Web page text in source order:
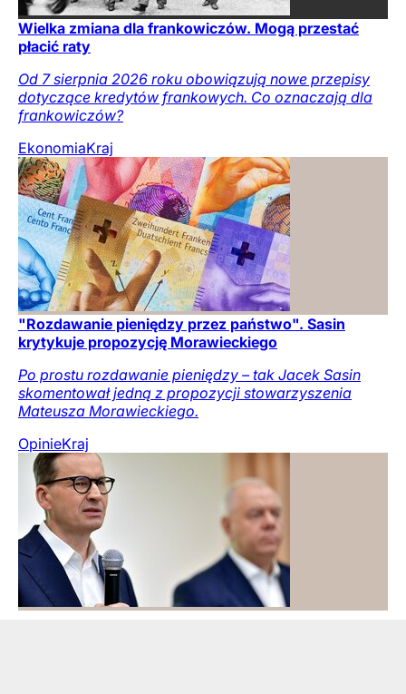
Wielka zmiana dla frankowiczów. Mogą przestać
płacić raty
Od 7 sierpnia 2026 roku obowiązują nowe przepisy
dotyczące kredytów frankowych. Co oznaczają dla
frankowiczów?
EkonomiaKraj
"Rozdawanie pieniędzy przez państwo". Sasin
krytykuje propozycję Morawieckiego
Po prostu rozdawanie pieniędzy – tak Jacek Sasin
skomentował jedną z propozycji stowarzyszenia
Mateusza Morawieckiego.
OpinieKraj